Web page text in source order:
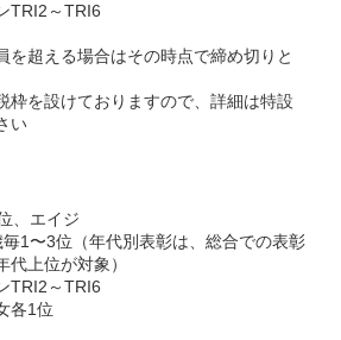
TRI2～TRI6
超える場合はその時点で締め切りと
を設けておりますので、詳細は特設
い
エイジ
3位（年代別表彰は、総合での表彰
上位が対象）
TRI2～TRI6
各1位